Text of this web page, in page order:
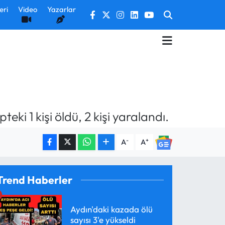
Video Yazarlar
1 kişi öldü, 2 kişi yaralandı.
A- A+
Haberler
Aydın'daki kazada ölü
sayısı 3'e yükseldi